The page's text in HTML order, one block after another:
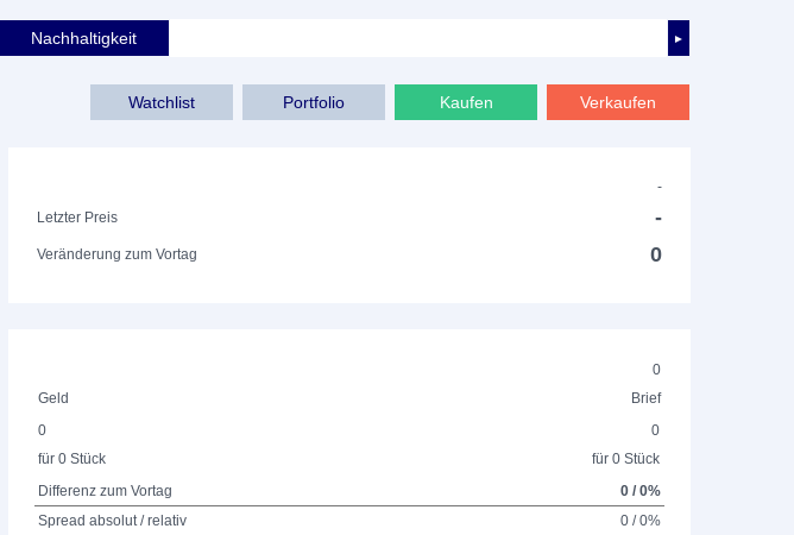
►
Nachhaltigkeit
Watchlist Portfolio Kaufen Verkaufen
-
Letzter Preis
-
Veränderung zum Vortag 0
0
Geld
Brief
0
für 0 Stück
0
für 0 Stück
Differenz zum Vortag
0 / 0%
Spread absolut / relativ
0 / 0%